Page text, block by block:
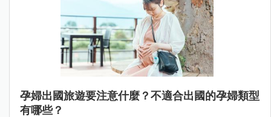
孕婦出國旅遊要注意什麼？不適合出國的孕婦類型
有哪些？